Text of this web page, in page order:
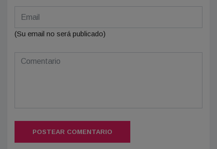
(Su email no será publicado)
POSTEAR COMENTARIO